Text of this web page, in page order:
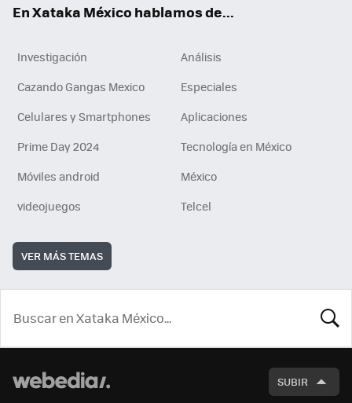
En Xataka México hablamos de...
Investigación
Análisis
Cazando Gangas Mexico
Especiales
Celulares y Smartphones
Aplicaciones
Prime Day 2024
Tecnología en México
Móviles android
México
videojuegos
Telcel
VER MÁS TEMAS
SUBIR